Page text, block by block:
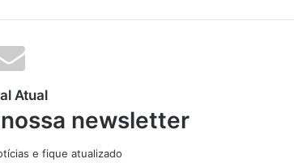
Atual
newsletter
e fique atualizado